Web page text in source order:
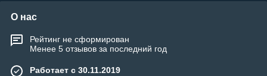
О нас
Рейтинг не сформирован
Менее 5 отзывов за последний год
Работает с 30.11.2019